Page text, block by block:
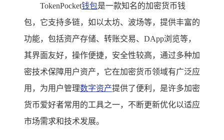
TokenPocket钱包是一款知名的加密货币钱
包，它支持多链，如以太坊、波场等，提供丰富的
功能，包括资产存储、转账交易、DApp浏览等，
其界面友好，操作便捷，安全性较高，通过多种加
密技术保障用户资产，它在加密货币领域有广泛应
用，为用户管理数字资产提供了便利，是许多加密
货币爱好者常用的工具之一，不断更新优化以适应
市场需求和技术发展。